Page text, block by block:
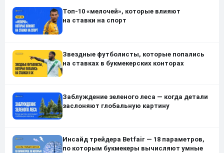
Топ-10 «мелочей», которые влияют
на ставки на спорт
Звездные футболисты, которые попались
на ставках в букмекерских конторах
Заблуждение зеленого леса — когда детали
заслоняют глобальную картину
Инсайд трейдера Betfair — 18 параметров,
по которым букмекеры вычисляют умные